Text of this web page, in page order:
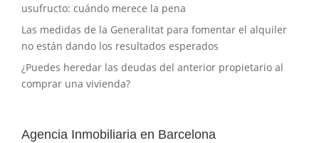
usufructo: cuándo merece la pena
Las medidas de la Generalitat para fomentar el alquiler
no están dando los resultados esperados
¿Puedes heredar las deudas del anterior propietario al
comprar una vivienda?
Agencia Inmobiliaria en Barcelona